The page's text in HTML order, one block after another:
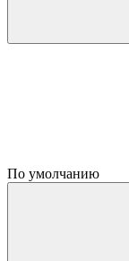
По умолчанию